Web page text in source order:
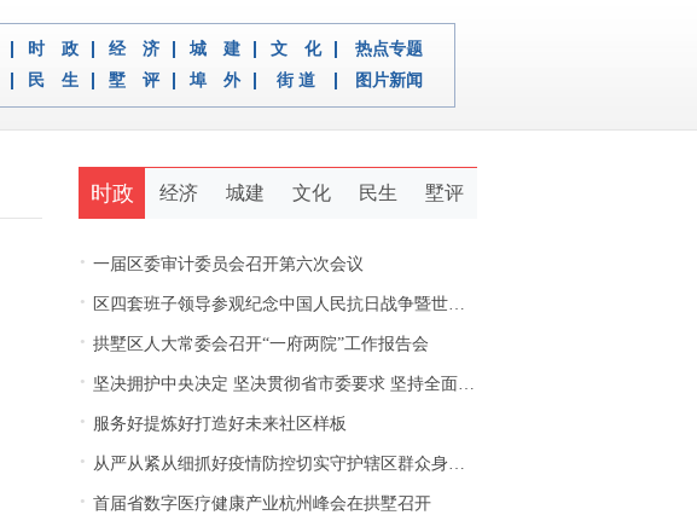
时 政 经 济 城 建 文 化
热点专题
民 生 墅 评 埠 外 街 道 图片新闻
时政 经济 城建 文化 民生 墅评
· 一届区委审计委员会召开第六次会议
· 区四套班子领导参观纪念中国人民抗日战争暨世界反法西斯战争胜利80周年浙江档案展
· 拱墅区人大常委会召开“一府两院”工作报告会
· 坚决拥护中央决定 坚决贯彻省市委要求 坚持全面从严治党推动新拱墅经济社会又好又快发展
· 服务好提炼好打造好未来社区样板
· 从严从紧从细抓好疫情防控切实守护辖区群众身体健康
· 首届省数字医疗健康产业杭州峰会在拱墅召开